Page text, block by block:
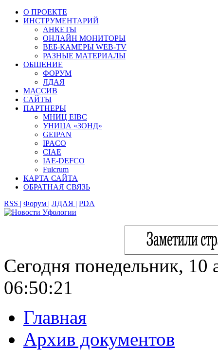
О ПРОЕКТЕ
ИНСТРУМЕНТАРИЙ
АНКЕТЫ
ОНЛАЙН МОНИТОРЫ
ВЕБ-КАМЕРЫ WEB-TV
РАЗНЫЕ МАТЕРИАЛЫ
ОБЩЕНИЕ
ФОРУМ
ЛДАЯ
МАССИВ
САЙТЫ
ПАРТНЕРЫ
МНИЦ EIBC
УНИЦА «ЗОНД»
GEIPAN
IPACO
CIAE
IAE-DEFCO
Fulcrum
КАРТА САЙТА
ОБРАТНАЯ СВЯЗЬ
RSS | Форум | ЛДАЯ | PDA
Сегодня понедельник, 10
06:50:23
Главная
Архив документов